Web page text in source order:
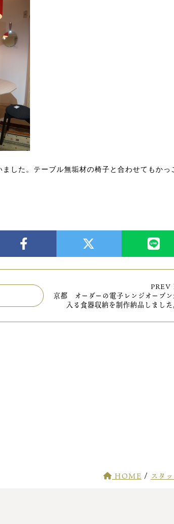
した。テーブル無垢材の椅子と合わせてもかっ
PREV
京都 オーダーの電子レンジオーブ
入る食器収納を制作納品しました
HOME / スタ